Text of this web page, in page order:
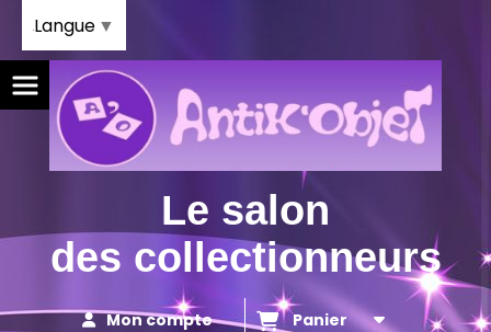
Le salon
des collectionneurs
Mon compte Panier
Langue ▼